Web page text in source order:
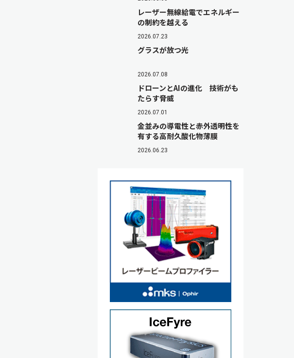
レーザー無線給電でエネルギー
の制約を越える
2026.07.23
グラスが放つ光
2026.07.08
ドローンとAIの進化 技術がも
たらす脅威
2026.07.01
金並みの導電性と赤外透明性を
有する高耐久酸化物薄膜
2026.06.23